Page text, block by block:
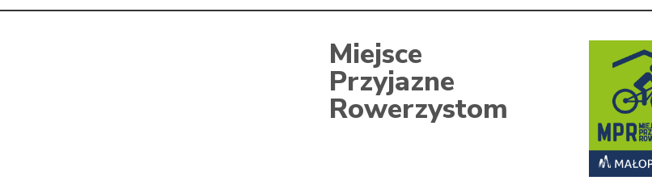
Miejsce
Przyjazne
Rowerzystom